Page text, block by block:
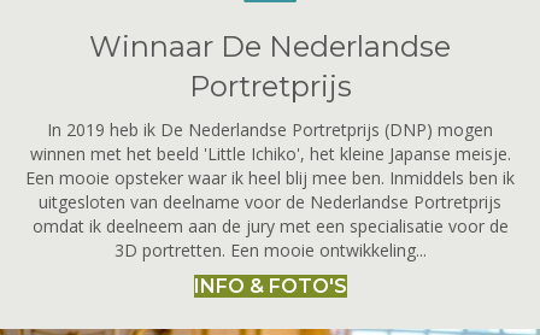
Winnaar De Nederlandse
Portretprijs
In 2019 heb ik De Nederlandse Portretprijs (DNP) mogen
winnen met het beeld 'Little Ichiko', het kleine Japanse meisje.
Een mooie opsteker waar ik heel blij mee ben. Inmiddels ben ik
uitgesloten van deelname voor de Nederlandse Portretprijs
omdat ik deelneem aan de jury met een specialisatie voor de
3D portretten. Een mooie ontwikkeling...
INFO & FOTO'S